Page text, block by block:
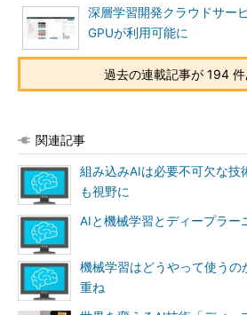
深層学習開発クラウドサー
GPUが利用可能に
過去の連載記事が 194
関連記事
組み込みAIは必要不可欠な技
も視野に
AIと機械学習とディープラー
機械学習はどうやって使う
重ね